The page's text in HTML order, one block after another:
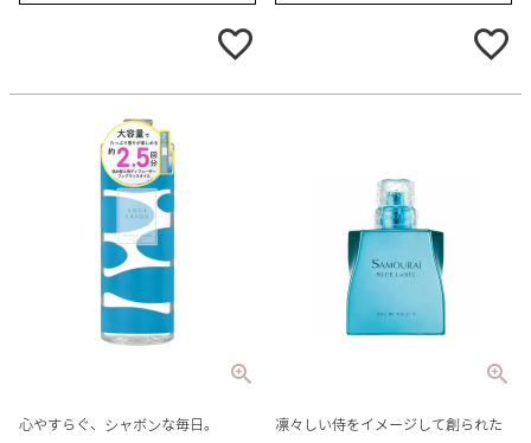
心やすらぐ、シャボンな毎日。
凛々しい侍をイメージして創られた